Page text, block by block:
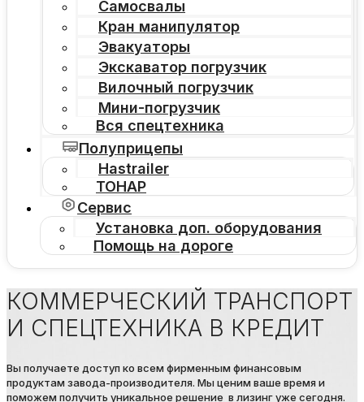
Самосвалы
Кран манипулятор
Эвакуаторы
Экскаватор погрузчик
Вилочный погрузчик
Мини-погрузчик
Вся спецтехника
Полуприцепы
Hastrailer
ТОНАР
Сервис
Установка доп. оборудования
Помощь на дороге
КОММЕРЧЕСКИЙ ТРАНСПОРТ
И СПЕЦТЕХНИКА В КРЕДИТ
Вы получаете доступ ко всем фирменным финансовым
продуктам завода-производителя. Мы ценим ваше время и
поможем получить уникальное решение в лизинг уже сегодня.